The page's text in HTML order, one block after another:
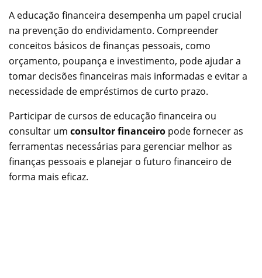
A educação financeira desempenha um papel crucial
na prevenção do endividamento. Compreender
conceitos básicos de finanças pessoais, como
orçamento, poupança e investimento, pode ajudar a
tomar decisões financeiras mais informadas e evitar a
necessidade de empréstimos de curto prazo.
Participar de cursos de educação financeira ou
consultar um consultor financeiro pode fornecer as
ferramentas necessárias para gerenciar melhor as
finanças pessoais e planejar o futuro financeiro de
forma mais eficaz.